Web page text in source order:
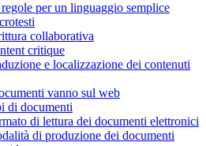
per un linguaggio semplice
collaborativa
critique
e localizzazione dei contenuti
vanno sul web
di documenti
di lettura dei documenti elettronici
di produzione dei documenti